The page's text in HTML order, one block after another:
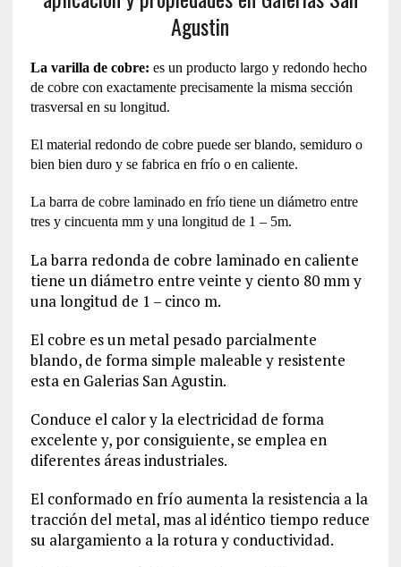
Agustin
La varilla de cobre: es un producto largo y redondo hecho
de cobre con exactamente precisamente la misma sección
trasversal en su longitud.
El material redondo de cobre puede ser blando, semiduro o
bien bien duro y se fabrica en frío o en caliente.
La barra de cobre laminado en frío tiene un diámetro entre
tres y cincuenta mm y una longitud de 1 – 5m.
La barra redonda de cobre laminado en caliente
tiene un diámetro entre veinte y ciento 80 mm y
una longitud de 1 – cinco m.
El cobre es un metal pesado parcialmente
blando, de forma simple maleable y resistente
esta en Galerias San Agustin.
Conduce el calor y la electricidad de forma
excelente y, por consiguiente, se emplea en
diferentes áreas industriales.
El conformado en frío aumenta la resistencia a la
tracción del metal, mas al idéntico tiempo reduce
su alargamiento a la rotura y conductividad.